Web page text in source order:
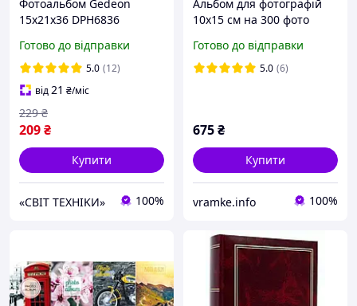
Фотоальбом Gedeon
15x21x36 DPH6836
Готово до відправки
5.0 (12)
від21 ₴/міс
209₴
229 ₴
Купити
«CBIT TEXHIKИ» 100%
Альбом для фотографій
10х15 см на 300 фото
CLASSIC GREEN
Готово до відправки
5.0 (6)
675₴
Купити
vramke.info 100%